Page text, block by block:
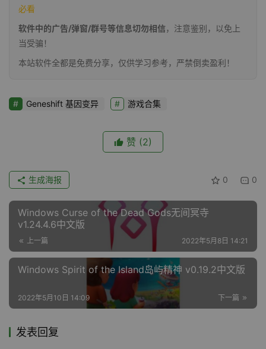
必看
软件中的广告/弹窗/群号等信息切勿相信，注意鉴别，以免上
当受骗！
本站软件全都是免费分享，仅供学习参考，严禁倒卖盈利！
Geneshift 基因变异 游戏合集
赞 (2)
0 0
生成海报
Windows Curse of the Dead Gods无间冥寺
v1.24.4.6中文版
上一篇 2022年5月8日 14:21
Windows Spirit of the Island岛屿精神 v0.19.2中文版
下一篇
2022年5月10日 14:09
发表回复